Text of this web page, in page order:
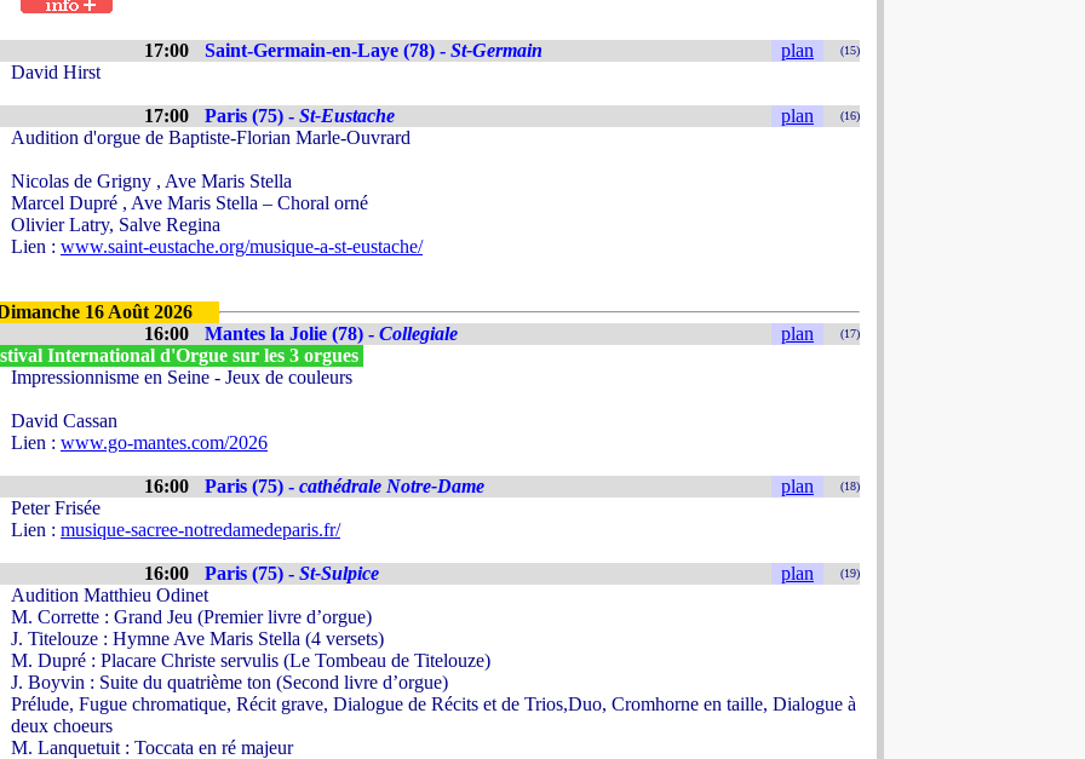
17:00 Saint-Germain-en-Laye (78) - St-Germain plan (15)
David Hirst
17:00 Paris (75) - St-Eustache plan (16)
Audition d'orgue de Baptiste-Florian Marle-Ouvrard
Nicolas de Grigny , Ave Maris Stella
Marcel Dupré , Ave Maris Stella – Choral orné
Olivier Latry, Salve Regina
Lien : www.saint-eustache.org/musique-a-st-eustache/
16 Août 2026
16:00
Mantes la Jolie (78) - Collegiale plan (17)
International d'Orgue sur les 3 orgues
Impressionnisme en Seine - Jeux de couleurs
David Cassan
Lien : www.go-mantes.com/2026
16:00 Paris (75) - cathédrale Notre-Dame plan (18)
Peter Frisée
Lien : musique-sacree-notredamedeparis.fr/
16:00 Paris (75) - St-Sulpice plan (19)
Audition Matthieu Odinet
M. Corrette : Grand Jeu (Premier livre d’orgue)
J. Titelouze : Hymne Ave Maris Stella (4 versets)
M. Dupré : Placare Christe servulis (Le Tombeau de Titelouze)
J. Boyvin : Suite du quatrième ton (Second livre d’orgue)
Prélude, Fugue chromatique, Récit grave, Dialogue de Récits et de Trios,Duo, Cromhorne en taille, Dialogue à
deux choeurs
M. Lanquetuit : Toccata en ré majeur